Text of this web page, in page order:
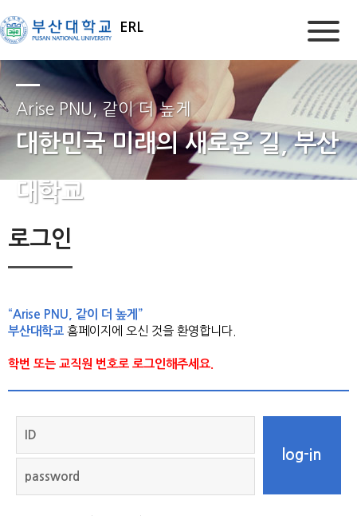
ERL
Arise PNU, 같이 더 높게
대한민국 미래의 새로운 길, 부산
대학교
로그인
“Arise PNU, 같이 더 높게”
부산대학교 홈페이지에 오신 것을 환영합니다.
학번 또는 교직원 번호로 로그인해주세요.